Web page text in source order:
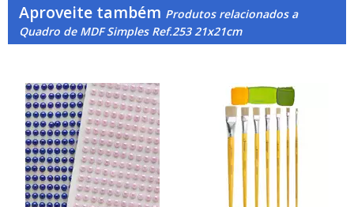
Aproveite também Produtos relacionados a
Quadro de MDF Simples Ref.253 21x21cm